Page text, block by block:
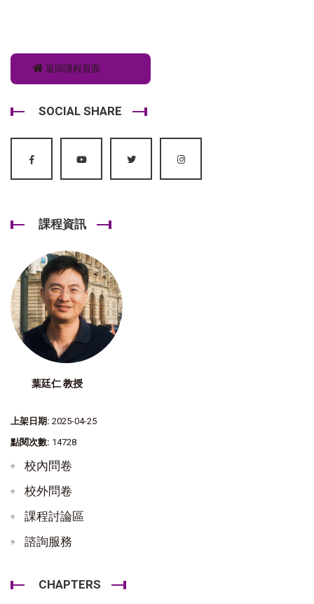
返回課程頁面
SOCIAL SHARE
課程資訊
葉廷仁 教授
上架日期: 2025-04-25
點閱次數: 14728
校內問卷
校外問卷
課程討論區
諮詢服務
CHAPTERS